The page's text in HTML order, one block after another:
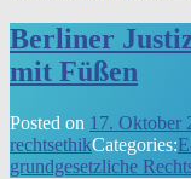
Berliner
mit Füßen
Posted on 17. Oktober
rechtsethikCategories:
grundgesetzliche